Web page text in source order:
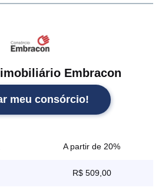
Embracon
meu consórcio!
A partir de 20%
R$ 509,00